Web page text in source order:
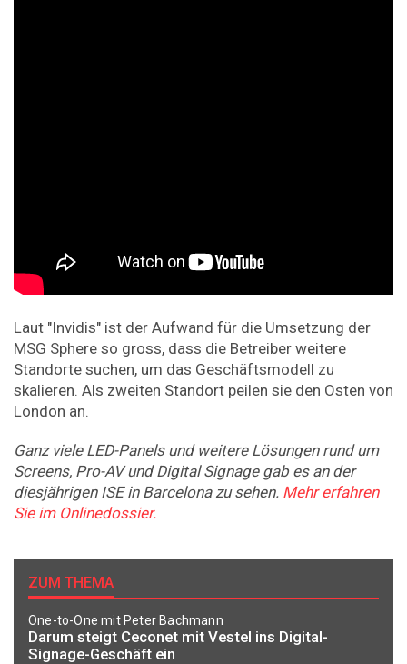
Laut "Invidis" ist der Aufwand für die Umsetzung der
MSG Sphere so gross, dass die Betreiber weitere
Standorte suchen, um das Geschäftsmodell zu
skalieren. Als zweiten Standort peilen sie den Osten von
London an.
Ganz viele LED-Panels und weitere Lösungen rund um
Screens, Pro-AV und Digital Signage gab es an der
diesjährigen ISE in Barcelona zu sehen. Mehr erfahren
Sie im Onlinedossier.
ZUM THEMA
One-to-One mit Peter Bachmann
Darum steigt Ceconet mit Vestel ins Digital-
Signage-Geschäft ein